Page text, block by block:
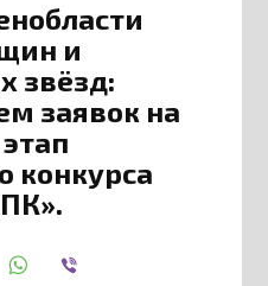
и
звёзд:
заявок на
конкурса